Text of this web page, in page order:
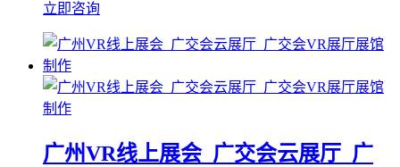
立即咨询
广州VR线上展会_广交会云展厅_广